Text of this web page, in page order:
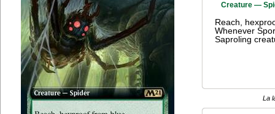
Creature —
Reach,
Whenever
Saproling
La